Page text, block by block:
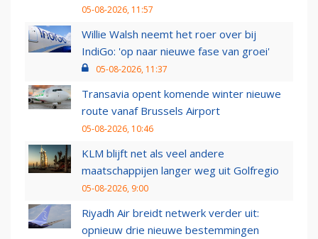
05-08-2026, 11:57
Willie Walsh neemt het roer over bij
IndiGo: 'op naar nieuwe fase van groei'
05-08-2026, 11:37
Transavia opent komende winter nieuwe
route vanaf Brussels Airport
05-08-2026, 10:46
KLM blijft net als veel andere
maatschappijen langer weg uit Golfregio
05-08-2026, 9:00
Riyadh Air breidt netwerk verder uit:
opnieuw drie nieuwe bestemmingen